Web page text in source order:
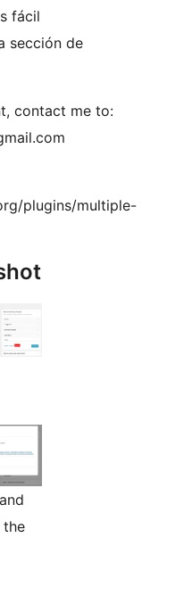
fácil
sección de
contact me to:
plugins/multiple-